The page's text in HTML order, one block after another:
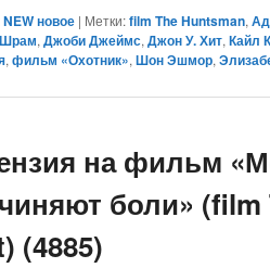
NEW новое | Метки: film The Huntsman,
,Джоби Джеймс,Джон У. Хит,Кайл
,фильм «Охотник»,Шон Эшмор,
на фильм
боли» (film
(4885)